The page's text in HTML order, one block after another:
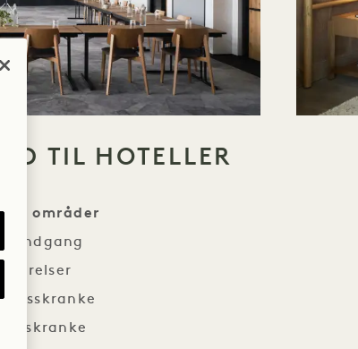
TIL HOTELLER
områder
indgang
skranke